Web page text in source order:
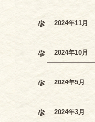
2024年11月
2024年10月
2024年5月
2024年3月